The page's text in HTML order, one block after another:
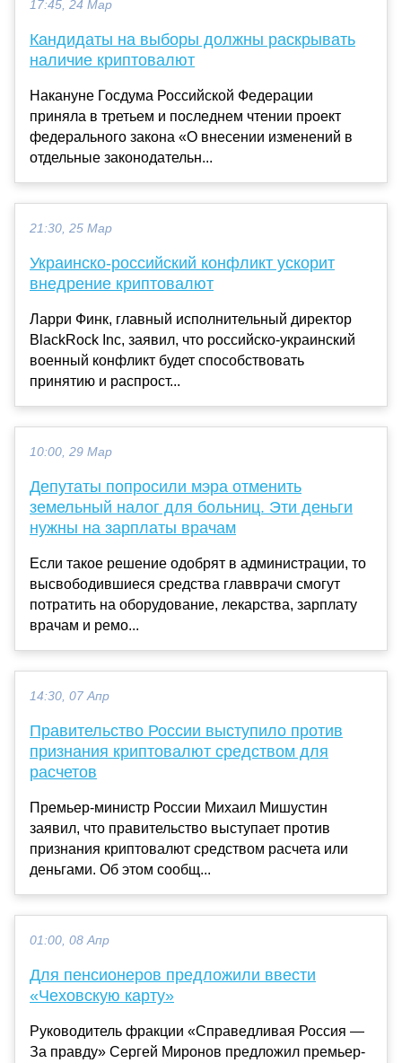
17:45, 24 Мар
Кандидаты на выборы должны раскрывать
наличие криптовалют
Накануне Госдума Российской Федерации
приняла в третьем и последнем чтении проект
федерального закона «О внесении изменений в
отдельные законодательн...
21:30, 25 Мар
Украинско-российский конфликт ускорит
внедрение криптовалют
Ларри Финк, главный исполнительный директор
BlackRock Inc, заявил, что российско-украинский
военный конфликт будет способствовать
принятию и распрост...
10:00, 29 Мар
Депутаты попросили мэра отменить
земельный налог для больниц. Эти деньги
нужны на зарплаты врачам
Если такое решение одобрят в администрации, то
высвободившиеся средства главврачи смогут
потратить на оборудование, лекарства, зарплату
врачам и ремо...
14:30, 07 Апр
Правительство России выступило против
признания криптовалют средством для
расчетов
Премьер-министр России Михаил Мишустин
заявил, что правительство выступает против
признания криптовалют средством расчета или
деньгами. Об этом сообщ...
01:00, 08 Апр
Для пенсионеров предложили ввести
«Чеховскую карту»
Руководитель фракции «Справедливая Россия —
За правду» Сергей Миронов предложил премьер-